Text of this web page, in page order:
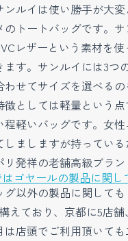
ンルイは使い勝手が大
のトートバッグです。
レザーという素材を
ます。サンルイには3つ
わせてサイズを選べる
徴としては軽量という
程軽いバッグです。女
しましますが持ってい
リ発祥の老舗高級ブラ
はゴヤールの製品に関
グ以外の製品に関して
えており、京都に5店
は店頭でご利用頂いて